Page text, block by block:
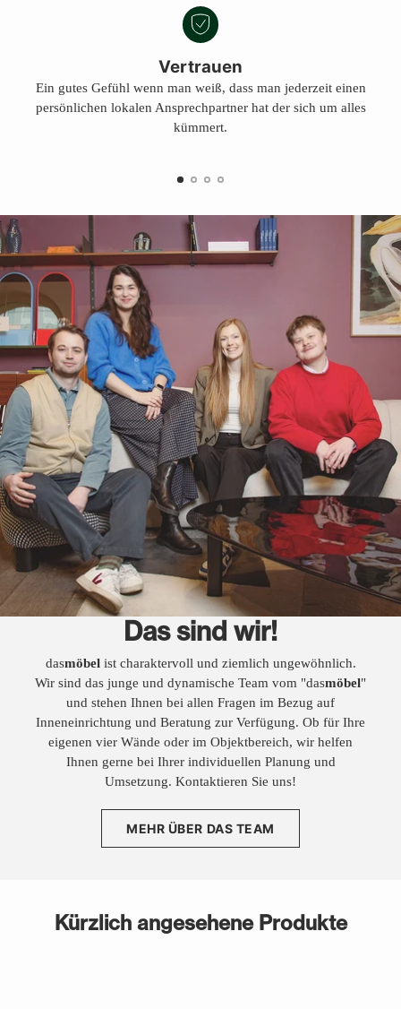
Vertrauen
Ein gutes Gefühl wenn man weiß, dass man jederzeit einen
persönlichen lokalen Ansprechpartner hat der sich um alles
kümmert.
Das sind wir!
dasmöbelist charaktervoll und ziemlich ungewöhnlich.
Wir sind das junge und dynamische Team vom "dasmöbel"
und stehen Ihnen bei allen Fragen im Bezug auf
Inneneinrichtung und Beratung zur Verfügung. Ob für Ihre
eigenen vier Wände oder im Objektbereich, wir helfen
Ihnen gerne bei Ihrer individuellen Planung und
Umsetzung. Kontaktieren Sie uns!
MEHR ÜBER DAS TEAM
Kürzlich angesehene Produkte